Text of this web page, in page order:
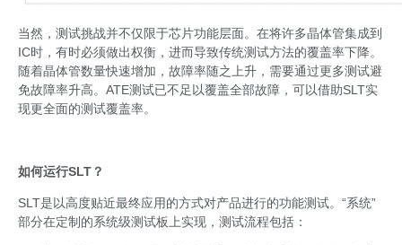
当然，测试挑战并不仅限于芯片功能层面。在将许多晶体管集成到
IC时，有时必须做出权衡，进而导致传统测试方法的覆盖率下降。
随着晶体管数量快速增加，故障率随之上升，需要通过更多测试避
免故障率升高。ATE测试已不足以覆盖全部故障，可以借助SLT实
现更全面的测试覆盖率。
如何运行SLT ？
SLT是以高度贴近最终应用的方式对产品进行的功能测试。“系统”
部分在定制的系统级测试板上实现，测试流程包括：